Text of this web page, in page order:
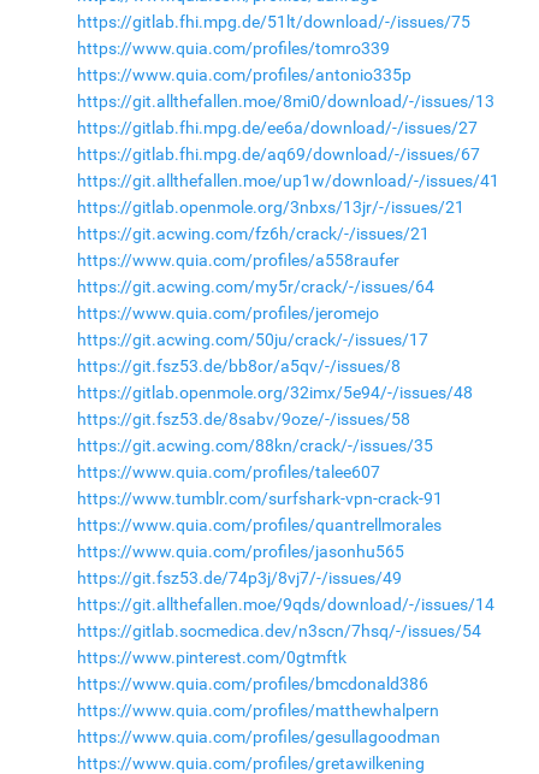
https://gitlab.fhi.mpg.de/51lt/download/-/issues/75
https://www.quia.com/profiles/tomro339
https://www.quia.com/profiles/antonio335p
https://git.allthefallen.moe/8mi0/download/-/issues/13
https://gitlab.fhi.mpg.de/ee6a/download/-/issues/27
https://gitlab.fhi.mpg.de/aq69/download/-/issues/67
https://git.allthefallen.moe/up1w/download/-/issues/41
https://gitlab.openmole.org/3nbxs/13jr/-/issues/21
https://git.acwing.com/fz6h/crack/-/issues/21
https://www.quia.com/profiles/a558raufer
https://git.acwing.com/my5r/crack/-/issues/64
https://www.quia.com/profiles/jeromejo
https://git.acwing.com/50ju/crack/-/issues/17
https://git.fsz53.de/bb8or/a5qv/-/issues/8
https://gitlab.openmole.org/32imx/5e94/-/issues/48
https://git.fsz53.de/8sabv/9oze/-/issues/58
https://git.acwing.com/88kn/crack/-/issues/35
https://www.quia.com/profiles/talee607
https://www.tumblr.com/surfshark-vpn-crack-91
https://www.quia.com/profiles/quantrellmorales
https://www.quia.com/profiles/jasonhu565
https://git.fsz53.de/74p3j/8vj7/-/issues/49
https://git.allthefallen.moe/9qds/download/-/issues/14
https://gitlab.socmedica.dev/n3scn/7hsq/-/issues/54
https://www.pinterest.com/0gtmftk
https://www.quia.com/profiles/bmcdonald386
https://www.quia.com/profiles/matthewhalpern
https://www.quia.com/profiles/gesullagoodman
https://www.quia.com/profiles/gretawilkening